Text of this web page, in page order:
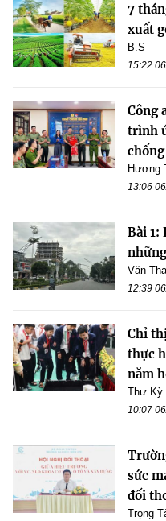
7
xuất
B.S
15:22
Công
trình
Hương
13:06
Bài 1:
Văn
12:39
Chỉ
thực
năm
Thư Kỳ
10:07
sức
đối
Trọng